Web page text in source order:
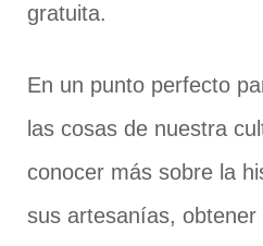
gratuita.
En un punto perfecto
las cosas de nuestra
conocer más sobre la
sus artesanías,